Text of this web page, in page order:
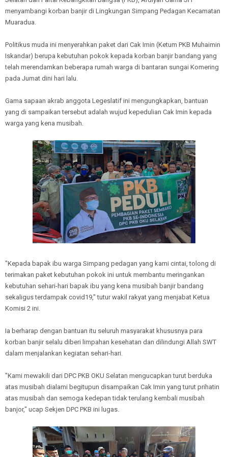
menyambangi korban banjir di Lingkungan Simpang Pedagan Kecamatan
Muaradua.
Politikus muda ini menyerahkan paket dari Cak Imin (Ketum PKB Muhaimin
Iskandar) berupa kebutuhan pokok kepada korban banjir bandang yang
telah merendamkan beberapa rumah warga di bantaran sungai Komering
pada Jumat dini hari lalu.
Gama sapaan akrab anggota Legeslatif ini mengungkapkan, bantuan
yang di sampaikan tersebut adalah wujud kepedulian Cak Imin kepada
warga yang kena musibah.
"Kepada bapak ibu warga Simpang pedagan yang kami cintai, tolong di
terimakan paket kebutuhan pokok ini untuk membantu meringankan
kebutuhan sehari-hari bapak ibu yang kena musibah banjir bandang
sekaligus terdampak covid19," tutur wakil rakyat yang menjabat Ketua
Komisi 2 ini.
Ia berharap dengan bantuan itu seluruh masyarakat khususnya para
korban banjir selalu diberi limpahan kesehatan dan dilindungi Allah SWT
dalam menjalankan kegiatan sehari-hari.
"Kami mewakili dari DPC PKB OKU Selatan mengucapkan turut berduka
atas musibah dialami begitupun disampaikan Cak Imin yang turut prihatin
atas musibah dan semoga kedepan tidak terulang kembali musibah
banjor," ucap Sekjen DPC PKB ini lugas.